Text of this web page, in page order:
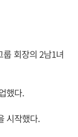
회장의 2남1녀
했다.
시작했다.